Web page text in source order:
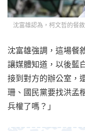
沈富雄認為，柯文哲的餐
沈富雄強調，這場餐
讓媒體知道，以後藍
接到對方的辦公室，
珊、國民黨要找洪孟
兵權了嗎？」